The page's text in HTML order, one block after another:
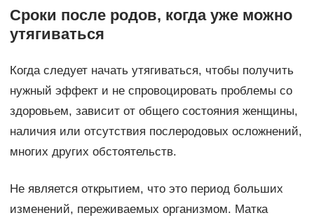
Сроки после родов, когда уже можно
утягиваться
Когда следует начать утягиваться, чтобы получить
нужный эффект и не спровоцировать проблемы со
здоровьем, зависит от общего состояния женщины,
наличия или отсутствия послеродовых осложнений,
многих других обстоятельств.
Не является открытием, что это период больших
изменений, переживаемых организмом. Матка